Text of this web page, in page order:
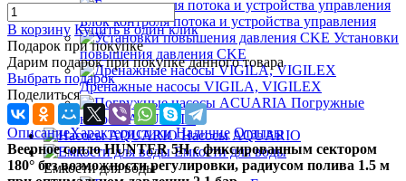
Блок контроля потока и устройства управления
Установки
повышения давления CKE
Дренажные насосы VIGILA, VIGILEX
Погружные
насосы ACUARIA
Насосы AQUARIO
Емкости для воды
Емкости для воды
В корзину Купить в один клик
Подарок при покупке
Дарим подарок при покупке данного товара
Выбрать подарок
Поделиться
ОписаниеХарактеристики Наличие Отзывы
Веерное сопло HUNTER 5H с фиксированным сектором
180° без возможности регулировки, радиусом полива 1.5 м